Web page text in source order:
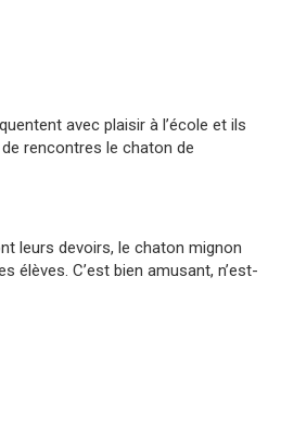
avec plaisir à l’école et ils
rencontres le chaton de
leurs devoirs, le chaton mignon
élèves. C’est bien amusant, n’est-